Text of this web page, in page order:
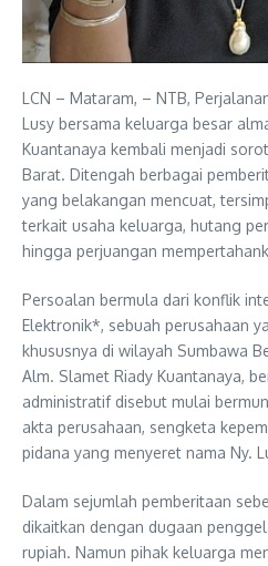
LCN – Mataram, – NTB,
Lusy bersama keluarga besar
Kuantanaya kembali menjadi
Barat. Ditengah berbagai
yang belakangan mencuat,
terkait usaha keluarga, hutang
hingga perjuangan
Persoalan bermula dari konflik
Elektronik*, sebuah perusahaan
khususnya di wilayah Sumbawa
Alm. Slamet Riady Kuantanaya,
administratif disebut mulai
akta perusahaan, sengketa
pidana yang menyeret nama Ny.
Dalam sejumlah pemberitaan
dikaitkan dengan dugaan
rupiah. Namun pihak keluarga